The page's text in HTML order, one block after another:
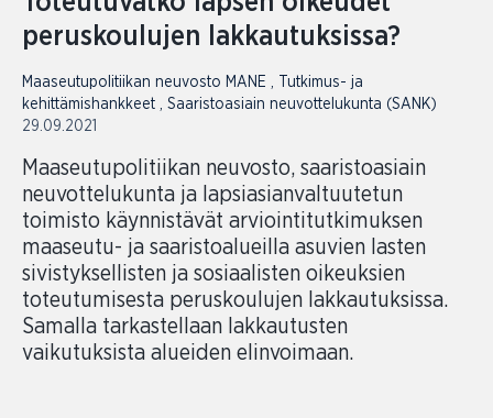
peruskoulujen lakkautuksissa?
Maaseutupolitiikan neuvosto MANE ,
Tutkimus- ja
kehittämishankkeet , Saaristoasiain neuvottelukunta (SANK)
29.09.2021
Maaseutupolitiikan neuvosto, saaristoasiain
neuvottelukunta ja lapsiasianvaltuutetun
toimisto käynnistävät arviointitutkimuksen
maaseutu- ja saaristoalueilla asuvien lasten
sivistyksellisten ja sosiaalisten oikeuksien
toteutumisesta peruskoulujen lakkautuksissa.
Samalla tarkastellaan lakkautusten
vaikutuksista alueiden elinvoimaan.